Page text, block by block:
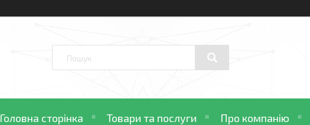
Головна сторінка Товари та послуги Про компанію